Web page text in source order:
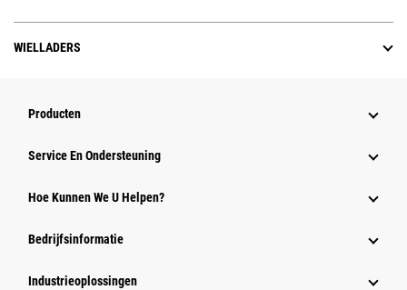
WIELLADERS
Producten
Service En Ondersteuning
Hoe Kunnen We U Helpen?
Bedrijfsinformatie
Industrieoplossingen